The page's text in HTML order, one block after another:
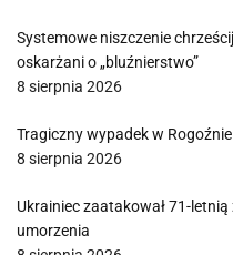
Systemowe niszczenie
oskarżani o „bluźnierstwo”
8 sierpnia 2026
Tragiczny wypadek w
8 sierpnia 2026
Ukrainiec zaatakował 71-
umorzenia